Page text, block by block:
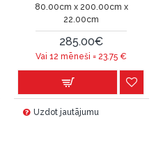
80.00cm x 200.00cm x
22.00cm
285.00€
Vai 12 mēneši = 23.75 €
Uzdot jautājumu